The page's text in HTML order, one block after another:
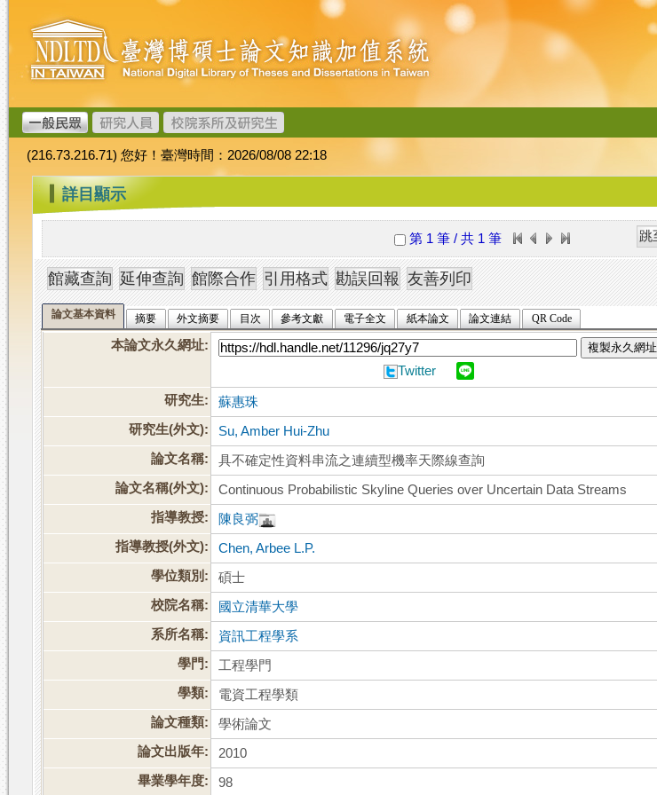
跳
到
主
要
內
容
臺
灣
博
碩
士
論
文
加
值
系
統
(216.73.216.71) 您好！臺灣時間：2026/08/08 22:18
::: 詳目顯示
第 1 筆 / 共 1 筆
論文基本資料 摘要 外文摘要 目次 參考文獻 電子全文 紙本論文 論文連結 QR Code
本論文永久網址: 複製永久網址
Twitter
研究生:
蘇惠珠
研究生(外文):
Su, Amber Hui-Zhu
論文名稱:
具不確定性資料串流之連續型機率天際線查詢
論文名稱(外文):
Continuous Probabilistic Skyline Queries over Uncertain Data Streams
指導教授:
陳良弼
指導教授(外文):
Chen, Arbee L.P.
學位類別:
碩士
校院名稱:
國立清華大學
系所名稱:
資訊工程學系
學門:
工程學門
學類:
電資工程學類
論文種類:
學術論文
論文出版年:
2010
畢業學年度:
98